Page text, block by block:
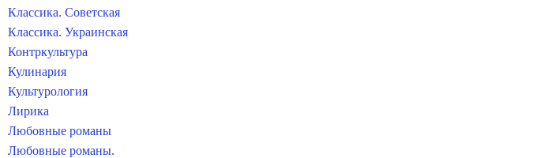
Классика. Советская
Классика. Украинская
Контркультура
Кулинария
Культурология
Лирика
Любовные романы
Любовные романы.